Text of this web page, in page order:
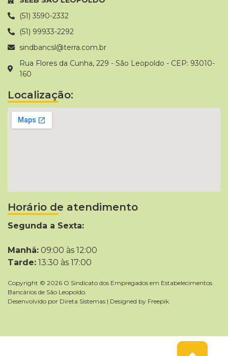
(51) 3590-2332
(51) 99933-2292
sindbancsl@terra.com.br
Rua Flores da Cunha, 229 - São Leopoldo - CEP: 93010-
160
Localização:
Horário de atendimento
Segunda a Sexta:
Manhã: 09:00 às 12:00
Tarde: 13:30 às 17:00
Copyright © 2026 O Sindicato dos Empregados em Estabelecimentos
Bancários de São Leopoldo.
Desenvolvido por Direta Sistemas | Designed by Freepik